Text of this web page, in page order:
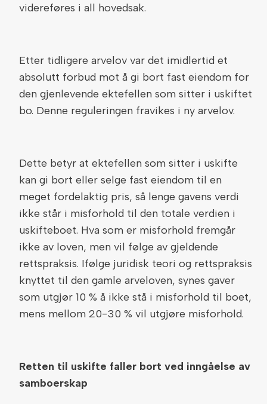
videreføres i all hovedsak.
Etter tidligere arvelov var det imidlertid et
absolutt forbud mot å gi bort fast eiendom for
den gjenlevende ektefellen som sitter i uskiftet
bo. Denne reguleringen fravikes i ny arvelov.
Dette betyr at ektefellen som sitter i uskifte
kan gi bort eller selge fast eiendom til en
meget fordelaktig pris, så lenge gavens verdi
ikke står i misforhold til den totale verdien i
uskifteboet. Hva som er misforhold fremgår
ikke av loven, men vil følge av gjeldende
rettspraksis. Ifølge juridisk teori og rettspraksis
knyttet til den gamle arveloven, synes gaver
som utgjør 10 % å ikke stå i misforhold til boet,
mens mellom 20-30 % vil utgjøre misforhold.
Retten til uskifte faller bort ved inngåelse av
samboerskap